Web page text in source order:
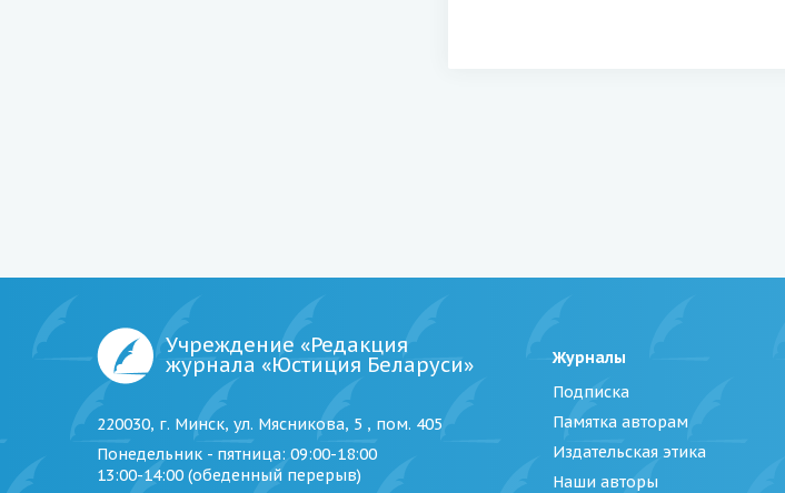
Учреждение «Редакция
журнала «Юстиция Беларуси»
220030, г. Минск, ул. Мясникова, 5 , пом. 405
Понедельник - пятница: 09:00-18:00
13:00-14:00 (обеденный перерыв)
Журналы
Подписка
Памятка авторам
Издательская этика
Наши авторы